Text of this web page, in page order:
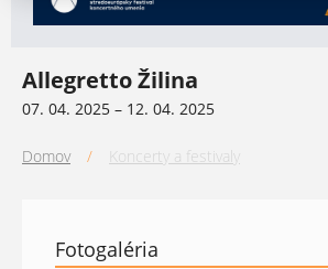
Allegretto Žilina
07. 04. 2025 – 12. 04. 2025
Domov / Koncerty a festivaly
Fotogaléria